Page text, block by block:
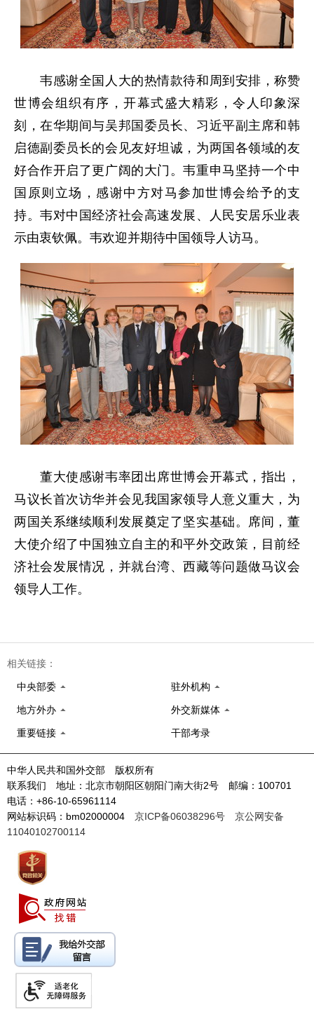
韦感谢全国人大的热情款待和周到安排，称赞
世博会组织有序，开幕式盛大精彩，令人印象深
刻，在华期间与吴邦国委员长、习近平副主席和韩
启德副委员长的会见友好坦诚，为两国各领域的友
好合作开启了更广阔的大门。韦重申马坚持一个中
国原则立场，感谢中方对马参加世博会给予的支
持。韦对中国经济社会高速发展、人民安居乐业表
示由衷钦佩。韦欢迎并期待中国领导人访马。
董大使感谢韦率团出席世博会开幕式，指出，
马议长首次访华并会见我国家领导人意义重大，为
两国关系继续顺利发展奠定了坚实基础。席间，董
大使介绍了中国独立自主的和平外交政策，目前经
济社会发展情况，并就台湾、西藏等问题做马议会
领导人工作。
相关链接：
中央部委 驻外机构
地方外办 外交新媒体
重要链接 干部考录
中华人民共和国外交部 版权所有
联系我们 地址：北京市朝阳区朝阳门南大街2号 邮编：100701
电话：+86-10-65961114
网站标识码：bm02000004 京ICP备06038296号
京公网安备
11040102700114